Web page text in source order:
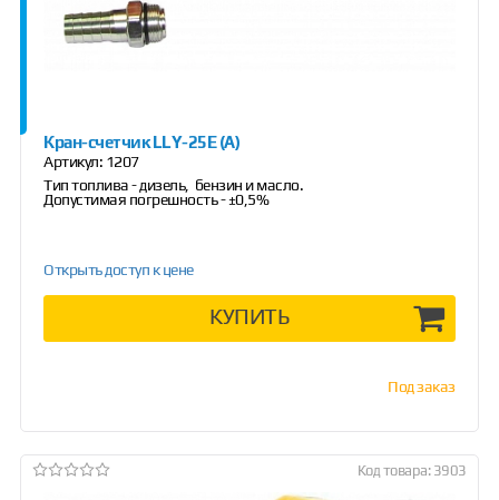
Кран-счетчик LLY-25E (А)
Артикул: 1207
Тип топлива - дизель, бензин и масло.
Допустимая погрешность - ±0,5%
Открыть доступ к цене
КУПИТЬ
Под заказ
Код товара: 3903